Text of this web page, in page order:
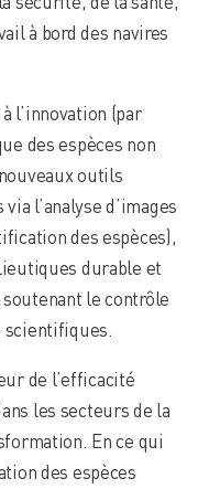
à bord des navires
l’innovation (par
des espèces non
outils
l’analyse d’images
des espèces),
durable et
le contrôle
scientifiques.
de l’efficacité
les secteurs de la
En ce qui
des espèces